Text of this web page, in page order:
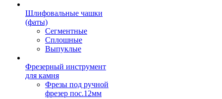
Шлифовальные чашки
(фаты)
Сегментные
Сплошные
Выпуклые
Фрезерный инструмент
для камня
Фрезы под ручной
фрезер пос.12мм